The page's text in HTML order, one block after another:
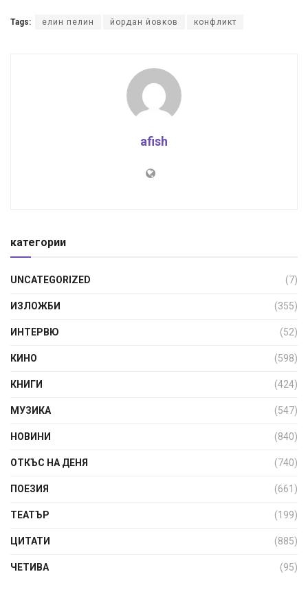
Tags: елин пелин йордан йовков конфликт
afish
категории
UNCATEGORIZED (7)
ИЗЛОЖБИ (355)
ИНТЕРВЮ (52)
КИНО (598)
КНИГИ (424)
МУЗИКА (547)
НОВИНИ (840)
ОТКЪС НА ДЕНЯ (740)
ПОЕЗИЯ (661)
ТЕАТЪР (199)
ЦИТАТИ (885)
ЧЕТИВА (95)